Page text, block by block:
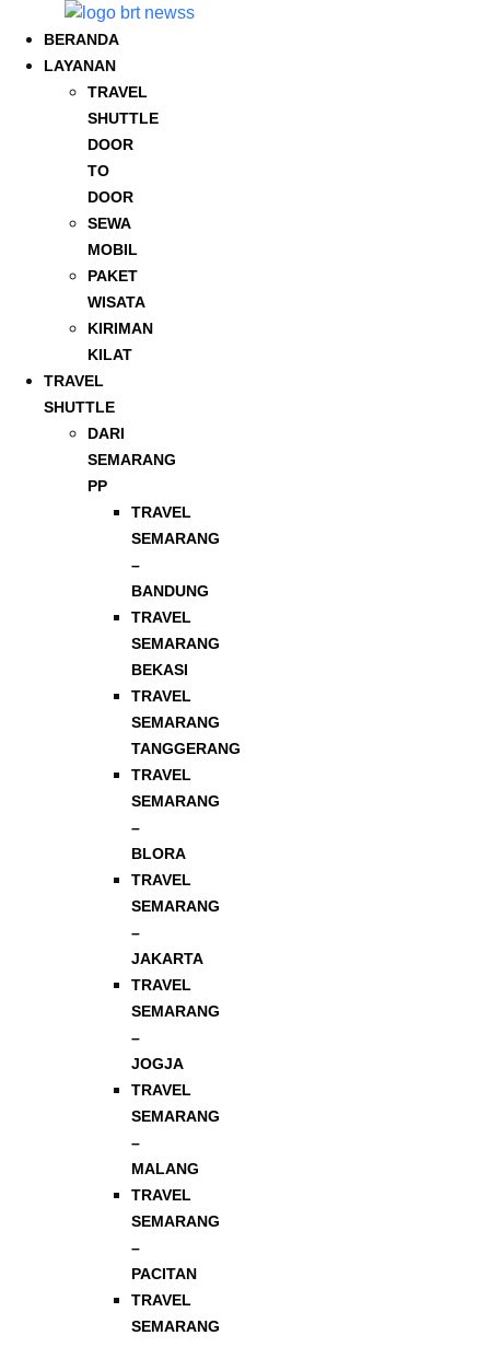
konten
BERANDA
LAYANAN
TRAVEL
SHUTTLE
DOOR
TO
DOOR
SEWA
MOBIL
PAKET
WISATA
KIRIMAN
KILAT
TRAVEL
SHUTTLE
DARI
SEMARANG
PP
TRAVEL
SEMARANG
–
BANDUNG
TRAVEL
SEMARANG
BEKASI
TRAVEL
SEMARANG
TANGGERANG
TRAVEL
SEMARANG
–
BLORA
TRAVEL
SEMARANG
–
JAKARTA
TRAVEL
SEMARANG
–
JOGJA
TRAVEL
SEMARANG
–
MALANG
TRAVEL
SEMARANG
–
PACITAN
TRAVEL
SEMARANG